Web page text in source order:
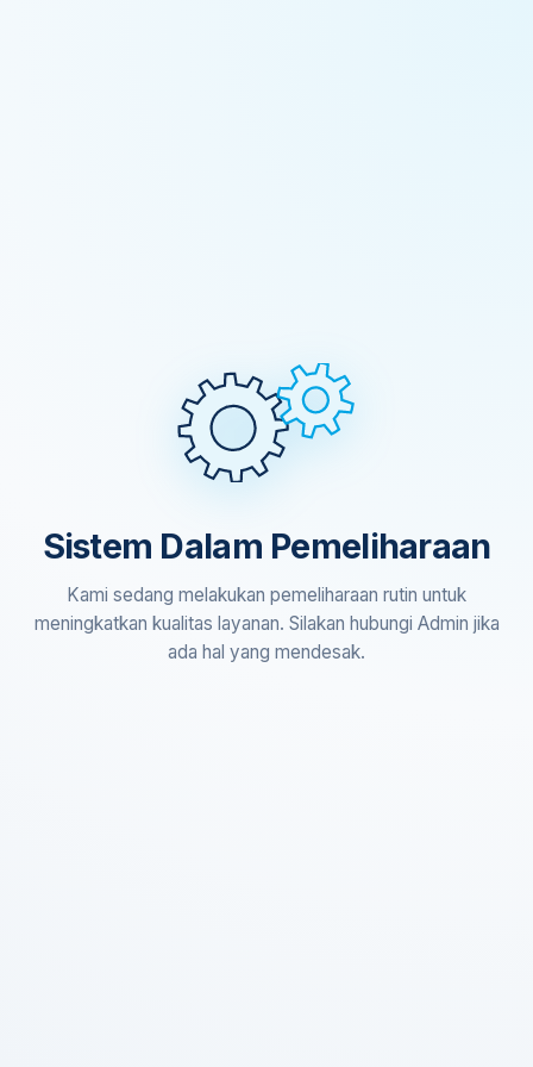
Sistem Dalam Pemeliharaan
Kami sedang melakukan pemeliharaan rutin untuk
meningkatkan kualitas layanan. Silakan hubungi Admin jika
ada hal yang mendesak.